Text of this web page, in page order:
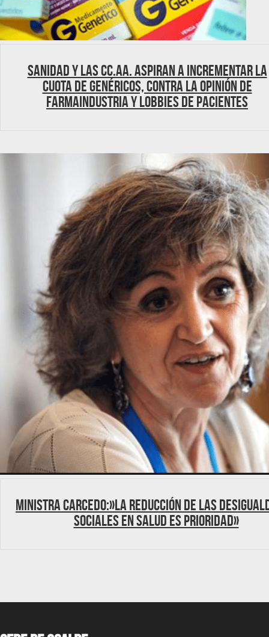
Sanidad y las CC.AA. aspiran a incrementar la
cuota de genéricos, contra la opinión de
Farmaindustria y lobbies de pacientes
Ministra Carcedo:»La reducción de las
sociales en salud es prioridad»